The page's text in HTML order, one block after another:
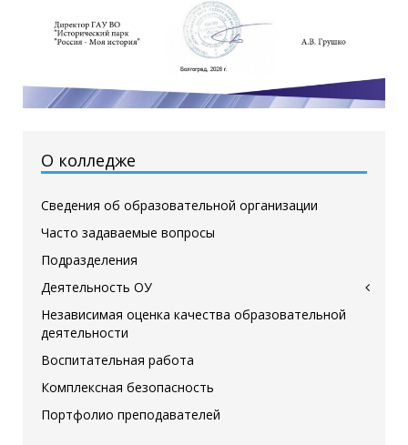
О колледже
Сведения об образовательной организации
Часто задаваемые вопросы
Подразделения
Деятельность ОУ
Независимая оценка качества образовательной
деятельности
Воспитательная работа
Комплексная безопасность
Портфолио преподавателей